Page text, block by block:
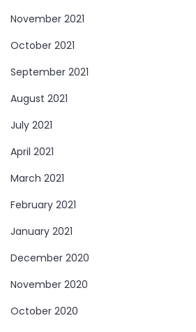
November 2021
October 2021
September 2021
August 2021
July 2021
April 2021
March 2021
February 2021
January 2021
December 2020
November 2020
October 2020